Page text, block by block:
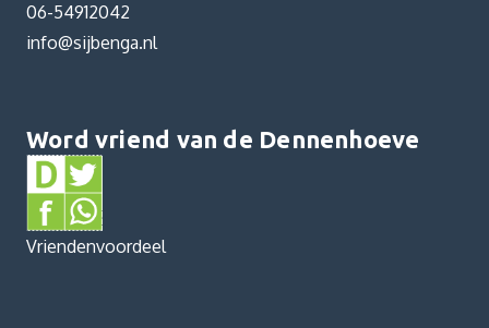
06-54912042
info@sijbenga.nl
Word vriend van de Dennenhoeve
Vriendenvoordeel